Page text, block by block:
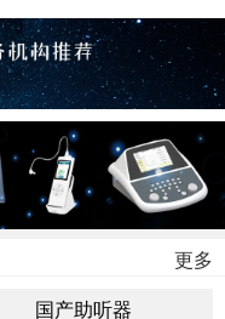
更多
国产助听器